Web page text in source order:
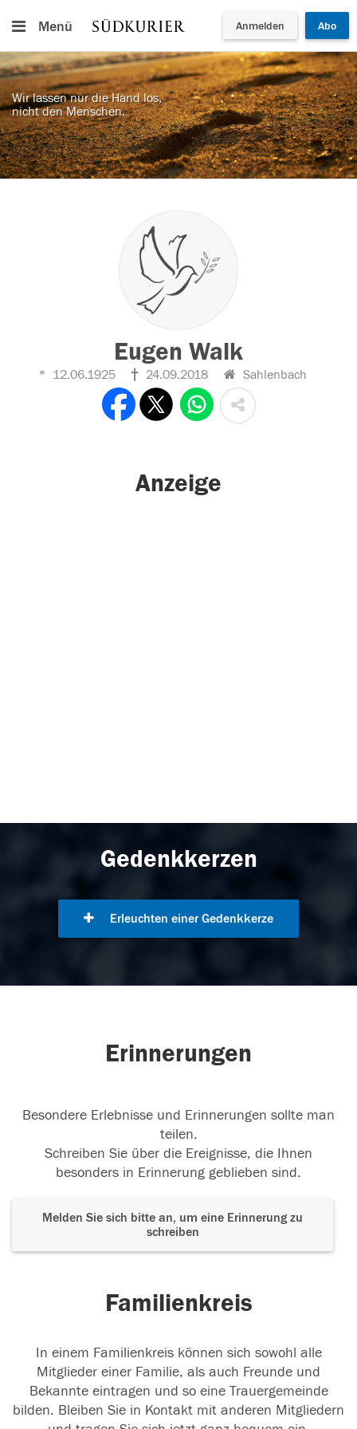
Menü Anmelden Abo
Wir lassen nur die Hand los,
nicht den Menschen.
Eugen Walk
12.06.1925 24.09.2018 Sahlenbach
Anzeige
Gedenkkerzen
Erleuchten einer Gedenkkerze
Erinnerungen
Besondere Erlebnisse und Erinnerungen sollte man
teilen.
Schreiben Sie über die Ereignisse, die Ihnen
besonders in Erinnerung geblieben sind.
Melden Sie sich bitte an, um eine Erinnerung zu
schreiben
Familienkreis
In einem Familienkreis können sich sowohl alle
Mitglieder einer Familie, als auch Freunde und
Bekannte eintragen und so eine Trauergemeinde
bilden. Bleiben Sie in Kontakt mit anderen Mitgliedern